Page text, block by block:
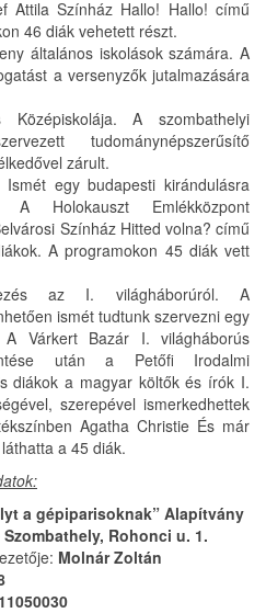
Attila Színház Hallo! Hallo! című
46 diák vehetett részt.
általános iskolások számára. A
a versenyzők jutalmazására
A szombathelyi
tudománynépszerűsítő
zárult.
Ismét egy budapesti kirándulásra
A Holokauszt Emlékközpont
Színház Hitted volna? című
A programokon 45 diák vett
az I. világháborúról. A
ismét tudtunk szervezni egy
A Várkert Bazár I. világháborús
után a Petőfi Irodalmi
diákok a magyar költők és írók I.
szerepével ismerkedhettek
Agatha Christie És már
a 45 diák.
a gépiparisoknak” Alapítvány
Szombathely, Rohonci u. 1.
Molnár Zoltán